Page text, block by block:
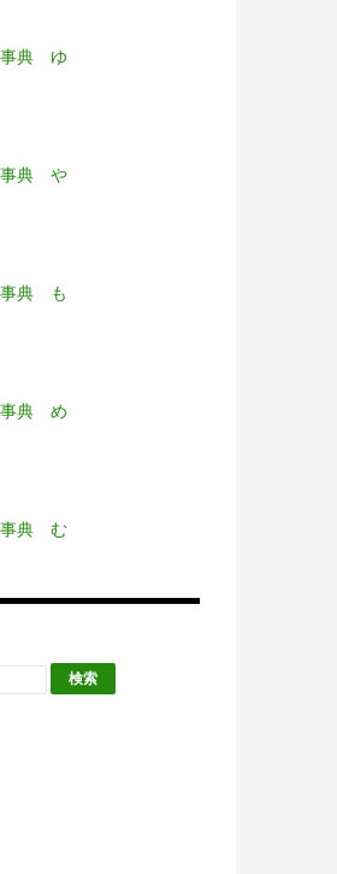
事典 ゆ
事典 や
事典 も
事典 め
事典 む